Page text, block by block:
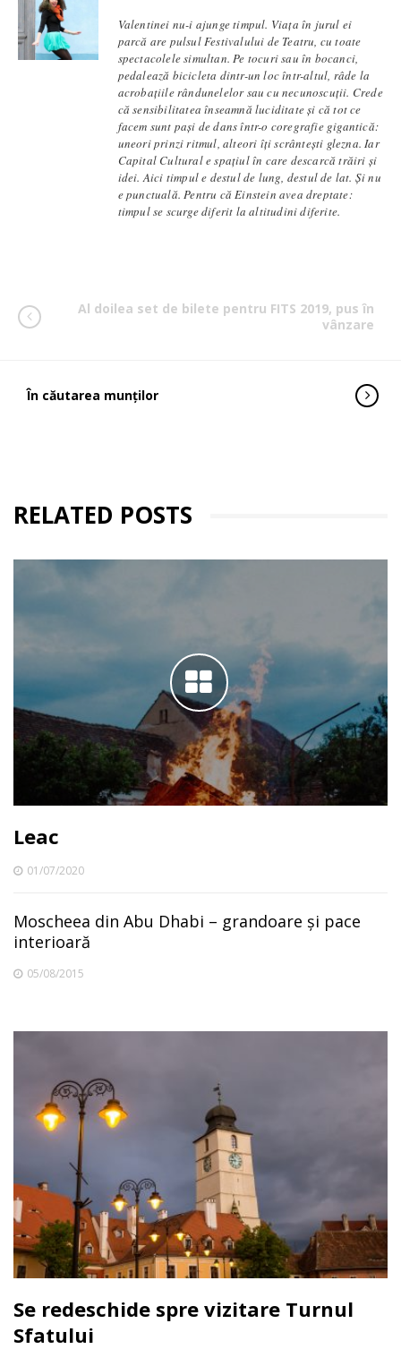
Valentinei nu-i ajunge timpul. Viața în jurul ei
parcă are pulsul Festivalului de Teatru, cu toate
spectacolele simultan. Pe tocuri sau în bocanci,
pedalează bicicleta dintr-un loc într-altul, râde la
acrobațiile rândunelelor sau cu necunoscuții. Crede
că sensibilitatea înseamnă luciditate și că tot ce
facem sunt pași de dans într-o coregrafie gigantică:
uneori prinzi ritmul, alteori îți scrântești glezna. Iar
Capital Cultural e spațiul în care descarcă trăiri și
idei. Aici timpul e destul de lung, destul de lat. Și nu
e punctuală. Pentru că Einstein avea dreptate:
timpul se scurge diferit la altitudini diferite.
Al doilea set de bilete pentru FITS 2019, pus în
vânzare
În căutarea munților
RELATED POSTS
Leac
01/07/2020
Moscheea din Abu Dhabi – grandoare și pace
interioară
05/08/2015
Se redeschide spre vizitare Turnul
Sfatului